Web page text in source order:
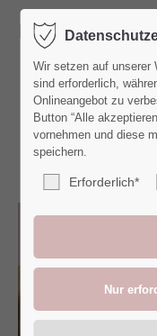
Wir setzen auf unserer
sind erforderlich,
Onlineangebot zu
Button “Alle
vornehmen und diese
speichern.
Erforderlich*